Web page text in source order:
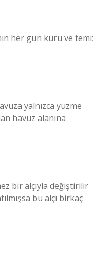
her gün kuru ve
yalnızca yüzme
havuz alanına
bir alçıyla değiştirilir
bu alçı birkaç